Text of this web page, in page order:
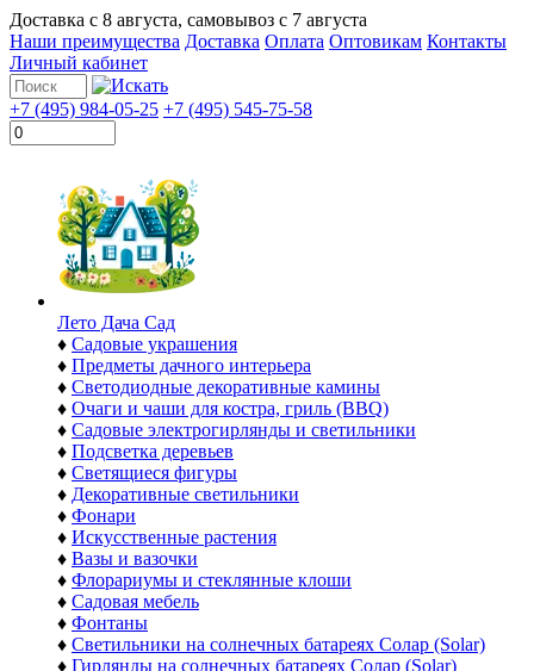
Доставка с 8 августа, самовывоз с 7 августа
Наши преимущества Доставка Оплата Оптовикам Контакты
Личный кабинет
+7 (495) 984-05-25 +7 (495) 545-75-58
Лето Дача Сад
♦ Садовые украшения
♦ Предметы дачного интерьера
♦ Светодиодные декоративные камины
♦ Очаги и чаши для костра, гриль (BBQ)
♦ Садовые электрогирлянды и светильники
♦ Подсветка деревьев
♦ Светящиеся фигуры
♦ Декоративные светильники
♦ Фонари
♦ Искусственные растения
♦ Вазы и вазочки
♦ Флорариумы и стеклянные клоши
♦ Садовая мебель
♦ Фонтаны
♦ Светильники на солнечных батареях Солар (Solar)
♦ Гирлянды на солнечных батареях Солар (Solar)